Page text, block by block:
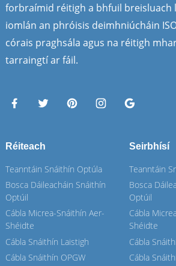
forbraímid réitigh a bhfuil breisluach
iomlán an phróisis deimhniúcháin
córais praghsála agus na réitigh
tarraingtí ar fáil.
Réiteach
Teanntáin Snáithín Optúla
Bosca Dáileacháin Snáithín
Optúil
Cábla Micrea-Snáithín Aer-
Shéidte
Cábla Snáithín Laistigh
Cábla Snáithín OPGW
Seirbhísí
Teanntáin
Bosca
Optúil
Cábla
Shéidte
Cábla
Cábla